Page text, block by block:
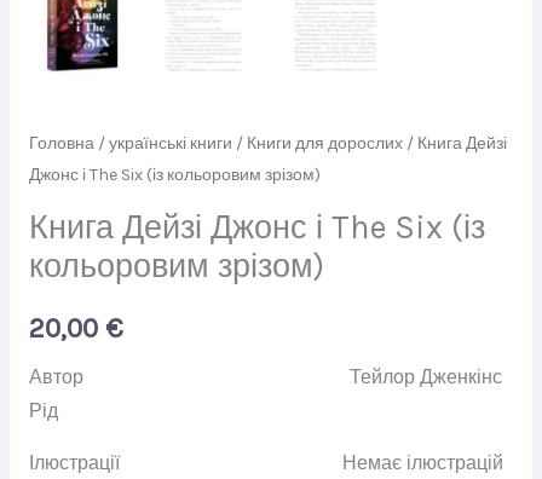
Головна/українські книги / Книги для дорослих/ Книга Дейзі
Джонс і The Six (із кольоровим зрізом)
Книга Дейзі Джонс і The Six (із
кольоровим зрізом)
20,00 €
Автор Тейлор Дженкінс
Рід
Ілюстрації Немає ілюстрацій